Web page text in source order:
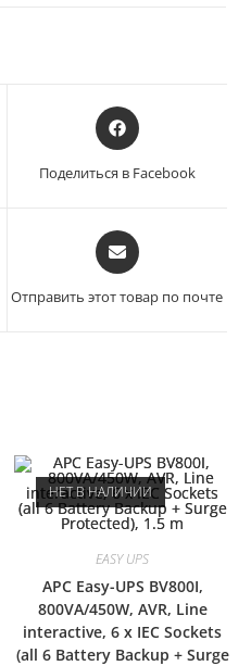
Поделиться в Facebook
Отправить этот товар по почте
НЕТ В НАЛИЧИИ
EASY UPS
APC Easy-UPS BV800I,
800VA/450W, AVR, Line
interactive, 6 x IEC Sockets
(all 6 Battery Backup + Surge